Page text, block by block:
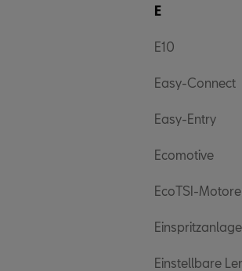
E
E10
Easy-Connect
Easy-Entry
Ecomotive
EcoTSI-
Einspritzanlage
Einstellbare